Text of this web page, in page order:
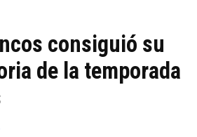
consiguió su
de la temporada